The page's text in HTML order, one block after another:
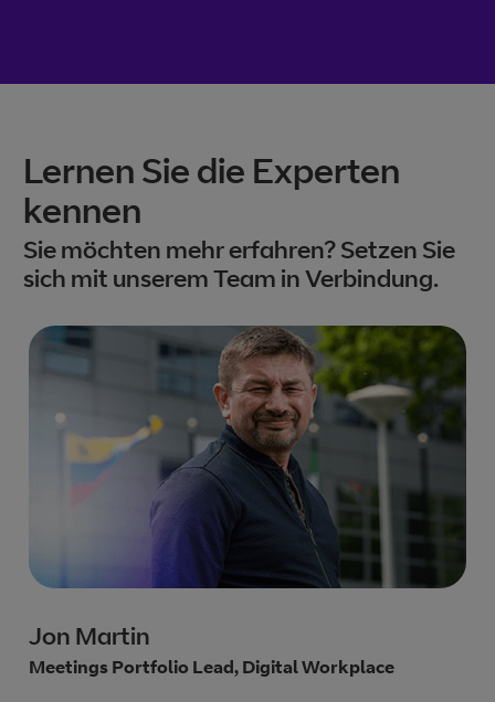
Lernen Sie die Experten
kennen
Sie möchten mehr erfahren? Setzen Sie
sich mit unserem Team in Verbindung.
Jon Martin
Meetings Portfolio Lead, Digital Workplace